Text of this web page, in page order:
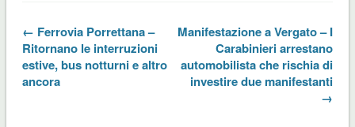
← Ferrovia Porrettana –
Ritornano le interruzioni
estive, bus notturni e altro
ancora
Manifestazione a Vergato – I
Carabinieri arrestano
automobilista che rischia di
investire due manifestanti
→